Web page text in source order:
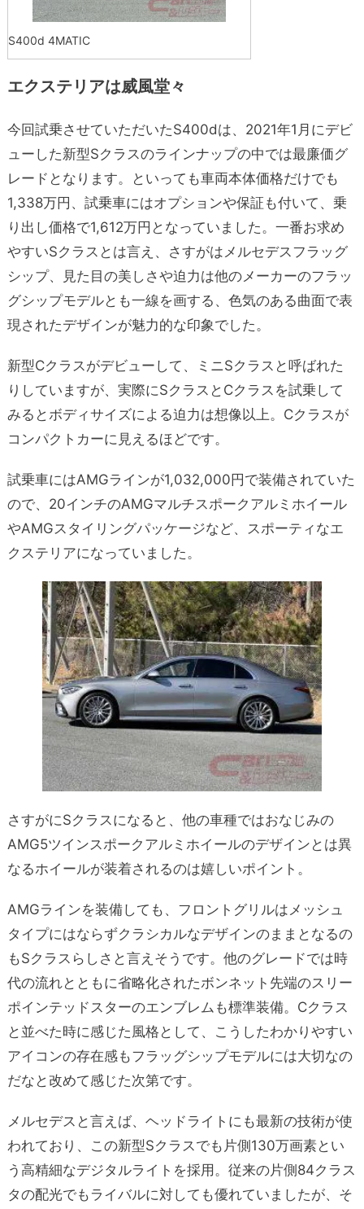
S400d 4MATIC
エクステリアは威風堂々
今回試乗させていただいたS400dは、2021年1月にデビ
ューした新型Sクラスのラインナップの中では最廉価グ
レードとなります。といっても車両本体価格だけでも
1,338万円、試乗車にはオプションや保証も付いて、乗
り出し価格で1,612万円となっていました。一番お求め
やすいSクラスとは言え、さすがはメルセデスフラッグ
シップ、見た目の美しさや迫力は他のメーカーのフラッ
グシップモデルとも一線を画する、色気のある曲面で表
現されたデザインが魅力的な印象でした。
新型Cクラスがデビューして、ミニSクラスと呼ばれた
りしていますが、実際にSクラスとCクラスを試乗して
みるとボディサイズによる迫力は想像以上。Cクラスが
コンパクトカーに見えるほどです。
試乗車にはAMGラインが1,032,000円で装備されていた
ので、20インチのAMGマルチスポークアルミホイール
やAMGスタイリングパッケージなど、スポーティなエ
クステリアになっていました。
さすがにSクラスになると、他の車種ではおなじみの
AMG5ツインスポークアルミホイールのデザインとは異
なるホイールが装着されるのは嬉しいポイント。
AMGラインを装備しても、フロントグリルはメッシュ
タイプにはならずクラシカルなデザインのままとなるの
もSクラスらしさと言えそうです。他のグレードでは時
代の流れとともに省略化されたボンネット先端のスリー
ポインテッドスターのエンブレムも標準装備。Cクラス
と並べた時に感じた風格として、こうしたわかりやすい
アイコンの存在感もフラッグシップモデルには大切なの
だなと改めて感じた次第です。
メルセデスと言えば、ヘッドライトにも最新の技術が使
われており、この新型Sクラスでも片側130万画素とい
う高精細なデジタルライトを採用。従来の片側84クラス
タの配光でもライバルに対しても優れていましたが、そ